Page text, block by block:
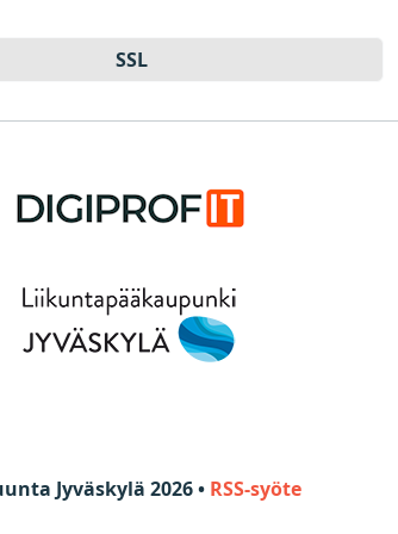
SSL
Jyväskylä 2026 • RSS-syöte